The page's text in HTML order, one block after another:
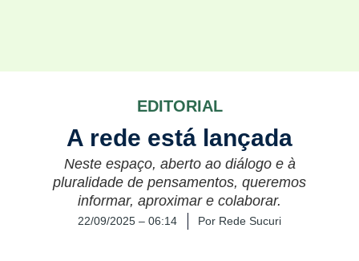
EDITORIAL
A rede está lançada
Neste espaço, aberto ao diálogo e à
pluralidade de pensamentos, queremos
informar, aproximar e colaborar.
22/09/2025 – 06:14 Por Rede Sucuri